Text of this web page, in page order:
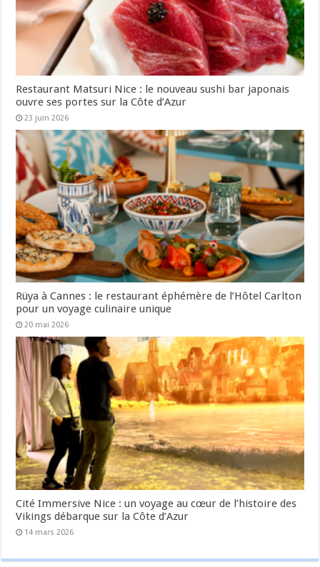
Restaurant Matsuri Nice : le nouveau sushi bar japonais
ouvre ses portes sur la Côte d’Azur
23 juin 2026
Rüya à Cannes : le restaurant éphémère de l’Hôtel Carlton
pour un voyage culinaire unique
20 mai 2026
Cité Immersive Nice : un voyage au cœur de l’histoire des
Vikings débarque sur la Côte d’Azur
14 mars 2026